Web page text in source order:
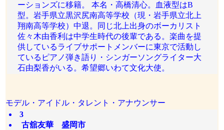
ーションズに移籍。 本名・高橋清心。血液型はB
型。岩手県立黒沢尻南高等学校（現・岩手県立北上
翔南高等学校）中退。同じ北上出身のボーカリスト
佐々木由香利は中学生時代の後輩である。楽曲を提
供しているライブサポートメンバーに東京で活動し
ているピアノ弾き語り・シンガーソングライター大
石由梨香がいる。希望郷いわて文化大使。
モデル・アイドル・タレント・アナウンサー
3
古舘友華 盛岡市